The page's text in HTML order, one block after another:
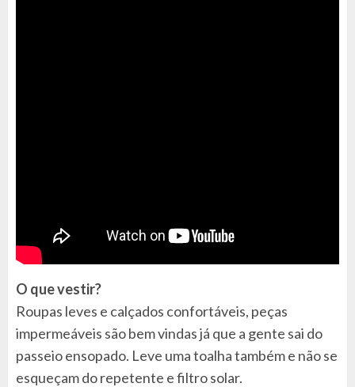
O que vestir?
Roupas leves e calçados confortáveis, peças
impermeáveis são bem vindas já que a gente sai do
passeio ensopado. Leve uma toalha também e não se
esqueçam do repetente e filtro solar.